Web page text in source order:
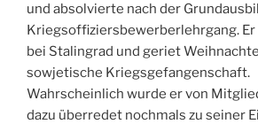
und absolvierte nach der
Kriegsoffiziersbewerberlehrgang. Er
bei Stalingrad und geriet
sowjetische Kriegsgefangenschaft.
Wahrscheinlich wurde er von
dazu überredet nochmals zu seiner